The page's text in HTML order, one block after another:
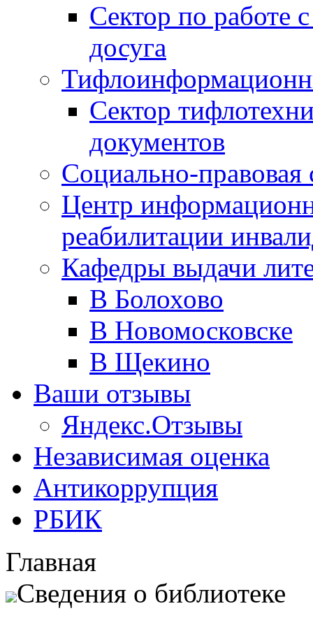
Сектор по работе
досуга
Сектор
документов
Социально-правовая
Центр
реабилитации
Кафедры выдачи
В Болохово
В Новомосковске
В Щекино
Ваши отзывы
Яндекс.Отзывы
Независимая оценка
Антикоррупция
РБИК
Главная
Сведения о библиотеке